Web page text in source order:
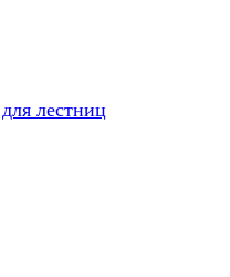
лестниц